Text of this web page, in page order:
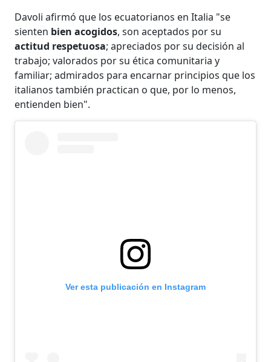
Davoli afirmó que los ecuatorianos en Italia "se
sienten bien acogidos, son aceptados por su
actitud respetuosa; apreciados por su decisión al
trabajo; valorados por su ética comunitaria y
familiar; admirados para encarnar principios que los
italianos también practican o que, por lo menos,
entienden bien".
Ver esta publicación en Instagram